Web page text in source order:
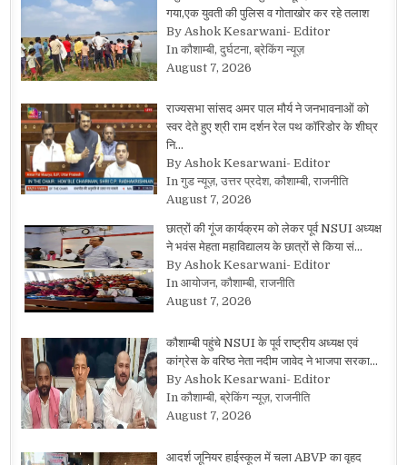
गया,एक युवती की पुलिस व गोताखोर कर रहे तलाश
By Ashok Kesarwani- Editor
In कौशाम्बी, दुर्घटना, ब्रेकिंग न्यूज़
August 7, 2026
राज्यसभा सांसद अमर पाल मौर्य ने जनभावनाओं को
स्वर देते हुए श्री राम दर्शन रेल पथ कॉरिडोर के शीघ्र
नि…
By Ashok Kesarwani- Editor
In गुड न्यूज़, उत्तर प्रदेश, कौशाम्बी, राजनीति
August 7, 2026
छात्रों की गूंज कार्यक्रम को लेकर पूर्व NSUI अध्यक्ष
ने भवंस मेहता महाविद्यालय के छात्रों से किया सं…
By Ashok Kesarwani- Editor
In आयोजन, कौशाम्बी, राजनीति
August 7, 2026
कौशाम्बी पहुंचे NSUI के पूर्व राष्ट्रीय अध्यक्ष एवं
कांग्रेस के वरिष्ठ नेता नदीम जावेद ने भाजपा सरका…
By Ashok Kesarwani- Editor
In कौशाम्बी, ब्रेकिंग न्यूज़, राजनीति
August 7, 2026
आदर्श जूनियर हाईस्कूल में चला ABVP का वृहद